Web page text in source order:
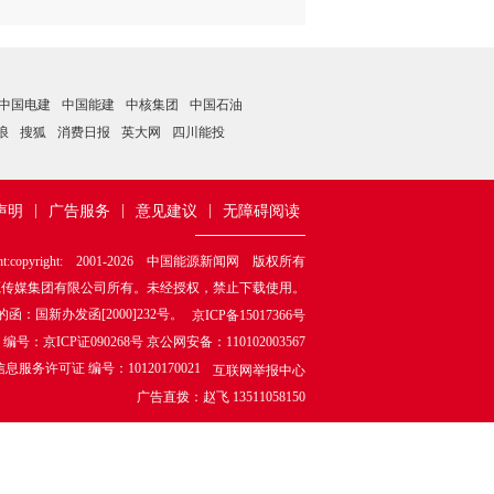
国电建 中国能建 中核集团
中国石油
搜狐 消费日报 英大网 四川能投
无障碍阅读
意见建议
广告服务
明
2001-2026 中国能源新闻网 版权所有
媒集团有限公司所有。未经授权，禁止下载使用。
：国新办发函[2000]232号。
京ICP备15017366号
：京ICP证090268号 京公网安备：110102003567
服务许可证 编号：10120170021
互联网举报中心
广告直拨：赵飞 13511058150